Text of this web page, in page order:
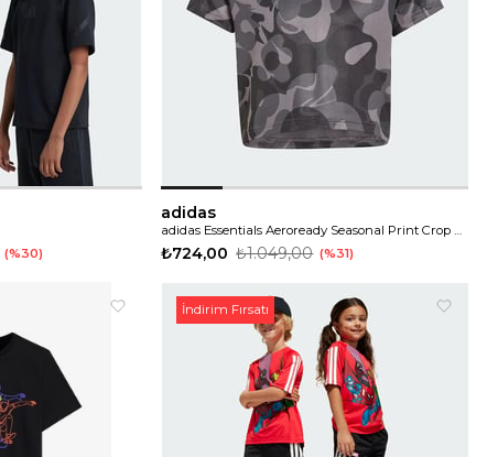
%30
adidas
adidas Essentials Aeroready Seasonal Print Crop Çocuk Tişört
₺724,00 ₺1.049,00 %31
İndirim Fırsatı